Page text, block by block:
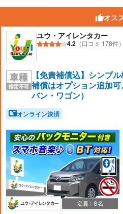
オス
ユウ・アイレンタカー
4.2 （口コミ 178件）
【免責補償込】シンプ
補償はオプション追加
バン・ワゴン）
オンライン決済